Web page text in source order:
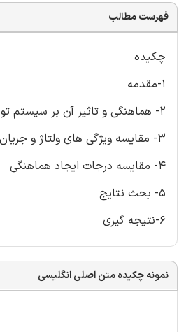
فهرست مطالب
چکیده
1-مقدمه
2- هماهنگی و تاثیر آن بر سیستم توزیع برق
3- مقایسه ویژگی های ولتاژ و جریان
4- مقایسه درجات ایجاد هماهنگی
5- بحث نتایج
6-نتیجه گیری
نمونه چکیده متن اصلی انگلیسی